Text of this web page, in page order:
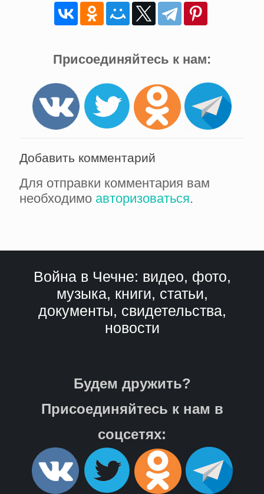
Присоединяйтесь к нам:
Добавить комментарий
Для отправки комментария вам
необходимо авторизоваться.
Война в Чечне: видео, фото,
музыка, книги, статьи,
документы, свидетельства,
новости
Будем дружить?
Присоединяйтесь к нам в
соцсетях: